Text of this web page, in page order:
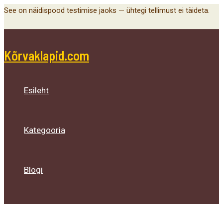
Skip
See on näidispood testimise jaoks — ühtegi tellimust ei täideta.
Kõrvaklapid.com
Esileht
Kategooria
Blogi
Menu
Toggle
Menu
Toggle
Menu
Toggle
Main
Menu